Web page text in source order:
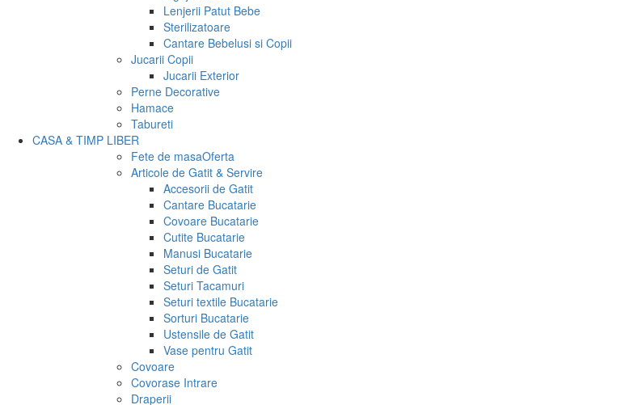
Lenjerii Patut Bebe
Sterilizatoare
Cantare Bebelusi si Copii
Jucarii Copii
Jucarii Exterior
Perne Decorative
Hamace
Tabureti
CASA & TIMP LIBER
Fete de masaOferta
Articole de Gatit & Servire
Accesorii de Gatit
Cantare Bucatarie
Covoare Bucatarie
Cutite Bucatarie
Manusi Bucatarie
Seturi de Gatit
Seturi Tacamuri
Seturi textile Bucatarie
Sorturi Bucatarie
Ustensile de Gatit
Vase pentru Gatit
Covoare
Covorase Intrare
Draperii